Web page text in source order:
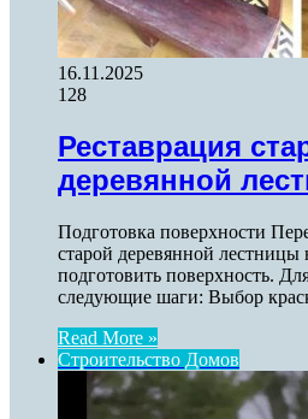
16.11.2025
128
Реставрация
деревянной
Подготовка поверхности
старой деревянной лестницы
подготовить поверхность.
следующие шаги: Выбор
Read More »
Строительство Домов